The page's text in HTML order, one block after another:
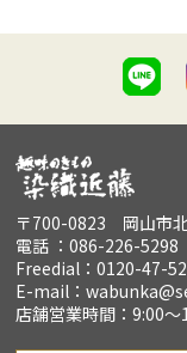
〒700-0823 岡山市
電話 ：086-226-
Freedial：0120-47-
E-mail：
店舗営業時間：9:00～